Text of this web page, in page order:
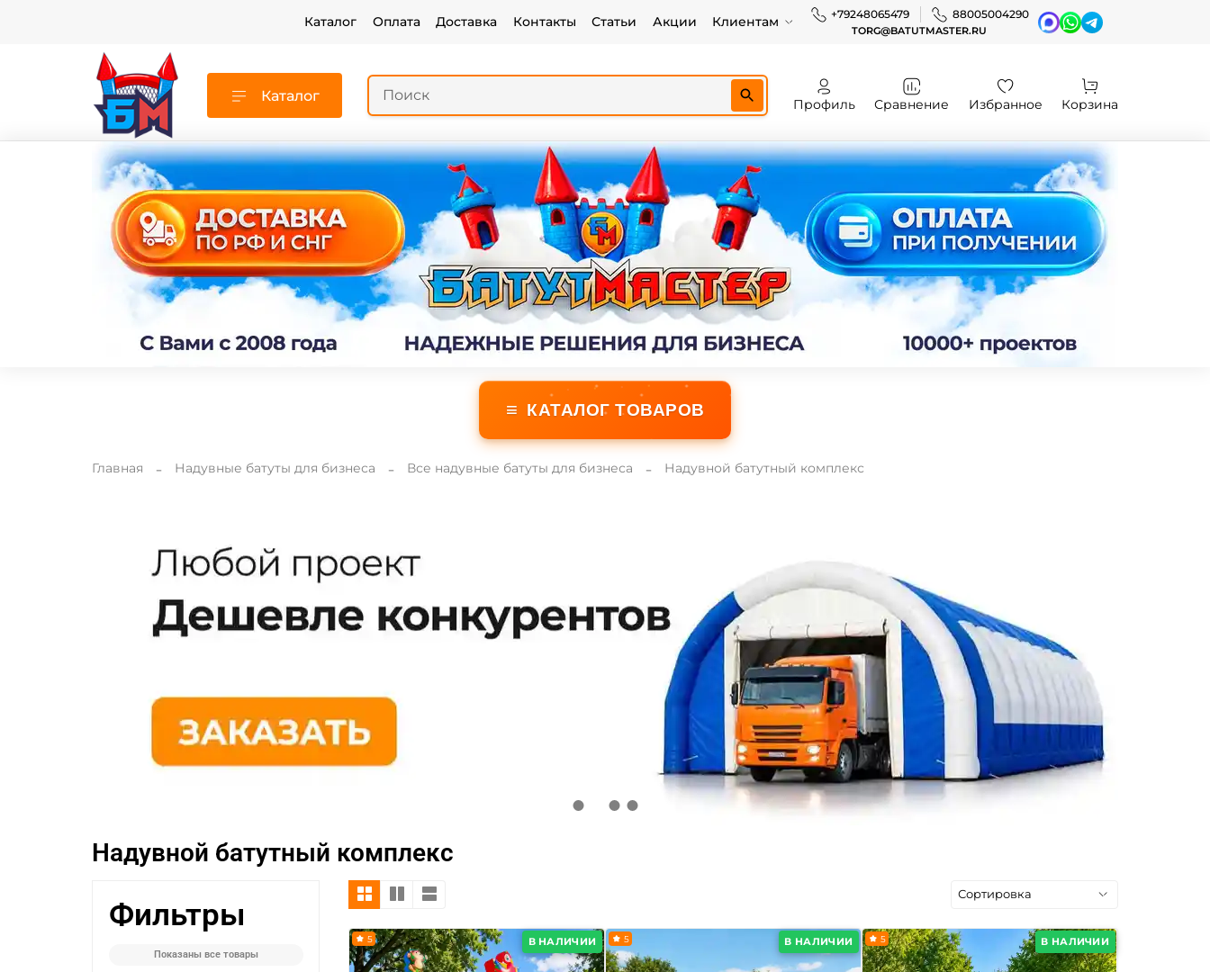
Каталог Оплата Доставка Контакты Статьи Акции Клиентам +79248065479 88005004290
TORG@BATUTMASTER.RU
Каталог
Профиль Сравнение Избранное Корзина
≡ КАТАЛОГ ТОВАРОВ
Главная Надувные батуты для бизнеса Все надувные батуты для бизнеса Надувной батутный комплекс
Надувной батутный комплекс
В НАЛИЧИИ
5 В НАЛИЧИИ
5 В НАЛИЧИИ
5
Фильтры
Показаны все товары